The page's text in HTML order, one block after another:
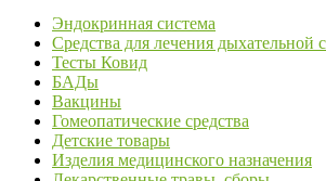
Эндокринная система
Средства для лечения дыхательной
Тесты Ковид
БАДы
Вакцины
Гомеопатические средства
Детские товары
Изделия медицинского назначения